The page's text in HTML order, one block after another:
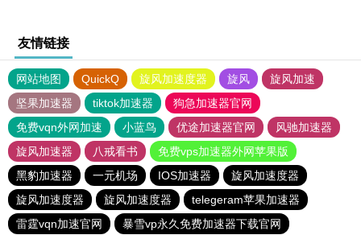
友情链接
网站地图 QuickQ 旋风加速度器 旋风
旋风加速
坚果加速器
tiktok加速器
狗急加速器官网
免费vqn外网加速
小蓝鸟 优途加速器官网
风驰加速器
旋风加速器
八戒看书
免费vps加速器外网苹果版
黑豹加速器
一元机场 IOS加速器
旋风加速度器
旋风加速度器
旋风加速度器
telegeram苹果加速器
雷霆vqn加速官网
暴雪vp永久免费加速器下载官网